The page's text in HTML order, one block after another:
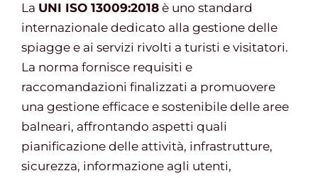
La UNI ISO 13009:2018 è uno standard
internazionale dedicato alla gestione delle
spiagge e ai servizi rivolti a turisti e visitatori.
La norma fornisce requisiti e
raccomandazioni finalizzati a promuovere
una gestione efficace e sostenibile delle aree
balneari, affrontando aspetti quali
pianificazione delle attività, infrastrutture,
sicurezza, informazione agli utenti,